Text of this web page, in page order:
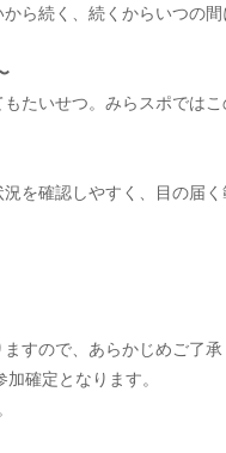
ら続く、続くからいつの
たいせつ。みらスポでは
を確認しやすく、目の届
すので、あらかじめご了承
確定となります。